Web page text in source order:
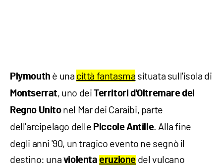
Plymouth è una città fantasma situata sull'isola di
Montserrat, uno dei Territori d'Oltremare del
Regno Unito nel Mar dei Caraibi, parte
dell'arcipelago delle Piccole Antille. Alla fine
degli anni '90, un tragico evento ne segnò il
destino: una violentaeruzione del vulcano